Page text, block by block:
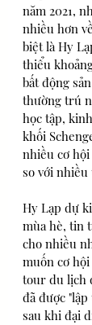
năm 2021,
nhiều hơn
biệt là Hy
thiểu
bất động
thường trú
học tập,
khối
nhiều cơ
so với
Hy Lạp dự
mùa hè, tin
cho nhiều
muốn cơ
tour du lịch
đã được
sau khi đại